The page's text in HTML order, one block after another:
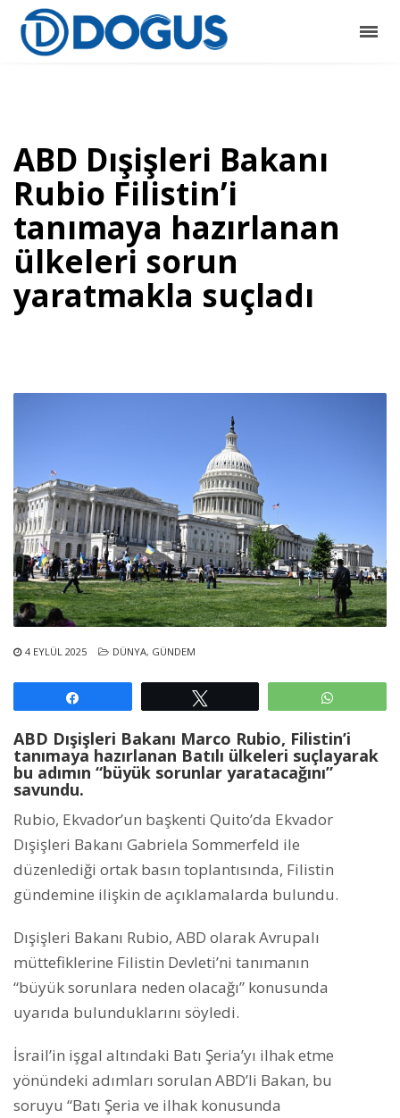
ABD Dışişleri Bakanı
Rubio Filistin’i
tanımaya hazırlanan
ülkeleri sorun
yaratmakla suçladı
4 EYLÜL 2025 DÜNYA, GÜNDEM
ABD Dışişleri Bakanı Marco Rubio, Filistin’i
tanımaya hazırlanan Batılı ülkeleri suçlayarak
bu adımın “büyük sorunlar yaratacağını”
savundu.
Rubio, Ekvador’un başkenti Quito’da Ekvador
Dışişleri Bakanı Gabriela Sommerfeld ile
düzenlediği ortak basın toplantısında, Filistin
gündemine ilişkin de açıklamalarda bulundu.
Dışişleri Bakanı Rubio, ABD olarak Avrupalı
müttefiklerine Filistin Devleti’ni tanımanın
“büyük sorunlara neden olacağı” konusunda
uyarıda bulunduklarını söyledi.
İsrail’in işgal altındaki Batı Şeria’yı ilhak etme
yönündeki adımları sorulan ABD’li Bakan, bu
soruyu “Batı Şeria ve ilhak konusunda